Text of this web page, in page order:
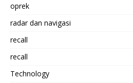
oprek
radar dan navigasi
recall
recall
Technology